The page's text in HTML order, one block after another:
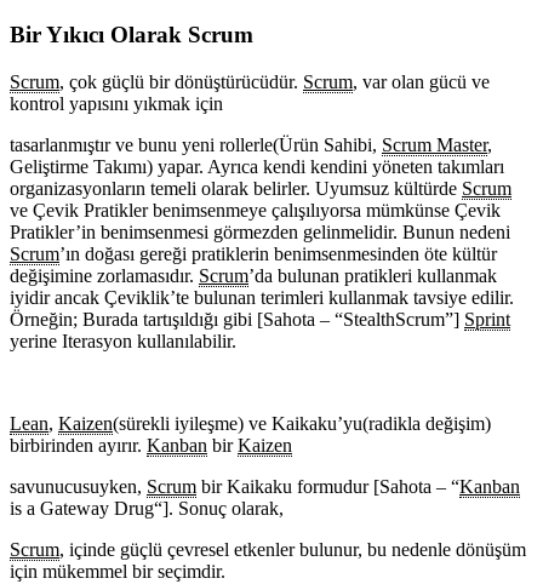
Bir Yıkıcı Olarak Scrum
Scrum, çok güçlü bir dönüştürücüdür. Scrum, var olan gücü ve
kontrol yapısını yıkmak için
tasarlanmıştır ve bunu yeni rollerle(Ürün Sahibi, Scrum Master,
Geliştirme Takımı) yapar. Ayrıca kendi kendini yöneten takımları
organizasyonların temeli olarak belirler. Uyumsuz kültürde Scrum
ve Çevik Pratikler benimsenmeye çalışılıyorsa mümkünse Çevik
Pratikler’in benimsenmesi görmezden gelinmelidir. Bunun nedeni
Scrum’ın doğası gereği pratiklerin benimsenmesinden öte kültür
değişimine zorlamasıdır. Scrum’da bulunan pratikleri kullanmak
iyidir ancak Çeviklik’te bulunan terimleri kullanmak tavsiye edilir.
Örneğin; Burada tartışıldığı gibi [Sahota – “StealthScrum”] Sprint
yerine Iterasyon kullanılabilir.
Lean, Kaizen(sürekli iyileşme) ve Kaikaku’yu(radikla değişim)
birbirinden ayırır. Kanban birKaizen
savunucusuyken, Scrum bir Kaikaku formudur [Sahota – “Kanban
is a Gateway Drug“]. Sonuç olarak,
Scrum, içinde güçlü çevresel etkenler bulunur, bu nedenle dönüşüm
için mükemmel bir seçimdir.